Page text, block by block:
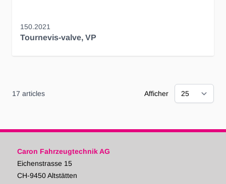
150.2021
Tournevis-valve, VP
17 articles Afficher
Caron Fahrzeugtechnik AG
Eichenstrasse 15
CH-9450 Altstätten